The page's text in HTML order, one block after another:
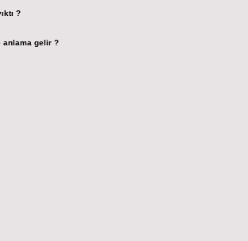
?
anlama gelir ?